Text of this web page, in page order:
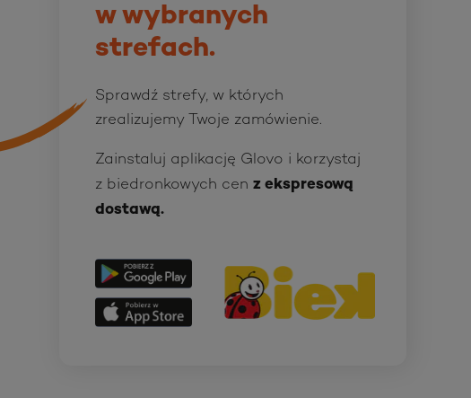
w wybranych
strefach.
Sprawdź strefy, w których
zrealizujemy Twoje zamówienie.
Zainstaluj aplikację Glovo i korzystaj
z biedronkowych cenz ekspresową
dostawą.